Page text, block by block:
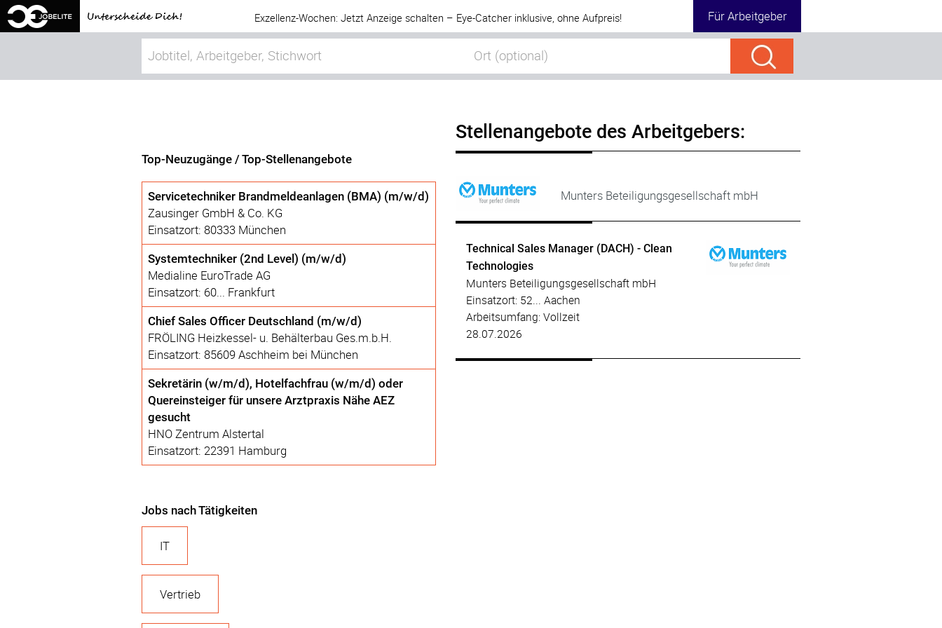
Exzellenz-Wochen: Jetzt Anzeige schalten – Eye-Catcher inklusive, ohne Aufpreis! Für Arbeitgeber
Top-Neuzugänge / Top-Stellenangebote
Servicetechniker Brandmeldeanlagen (BMA) (m/w/d)
Zausinger GmbH & Co. KG
Einsatzort: 80333 München
Systemtechniker (2nd Level) (m/w/d)
Medialine EuroTrade AG
Einsatzort: 60... Frankfurt
Chief Sales Officer Deutschland (m/w/d)
FRÖLING Heizkessel- u. Behälterbau Ges.m.b.H.
Einsatzort: 85609 Aschheim bei München
Sekretärin (w/m/d), Hotelfachfrau (w/m/d) oder
Quereinsteiger für unsere Arztpraxis Nähe AEZ
gesucht
HNO Zentrum Alstertal
Einsatzort: 22391 Hamburg
Jobs nach Tätigkeiten
IT
Vertrieb
Stellenangebote des Arbeitgebers:
Munters Beteiligungsgesellschaft mbH
Technical Sales Manager (DACH) - Clean
Technologies
Munters Beteiligungsgesellschaft mbH
Einsatzort: 52... Aachen
Arbeitsumfang: Vollzeit
28.07.2026